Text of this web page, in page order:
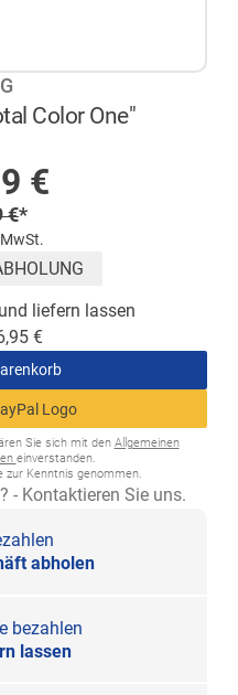
Color One"
€
Preis
€*
liefern lassen
€
Sie sich mit den Allgemeinen
einverstanden.
zur Kenntnis genommen.
- Kontaktieren Sie uns.
abholen
bezahlen
lassen